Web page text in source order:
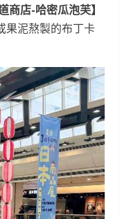
商店-哈密瓜泡芙】
果泥熬製的布丁卡